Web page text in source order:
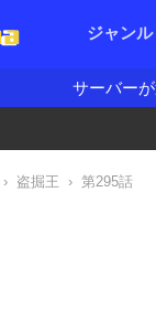
ジャンル
サーバー
› 盗掘王 › 第295話